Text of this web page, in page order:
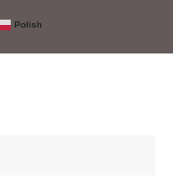
Polish